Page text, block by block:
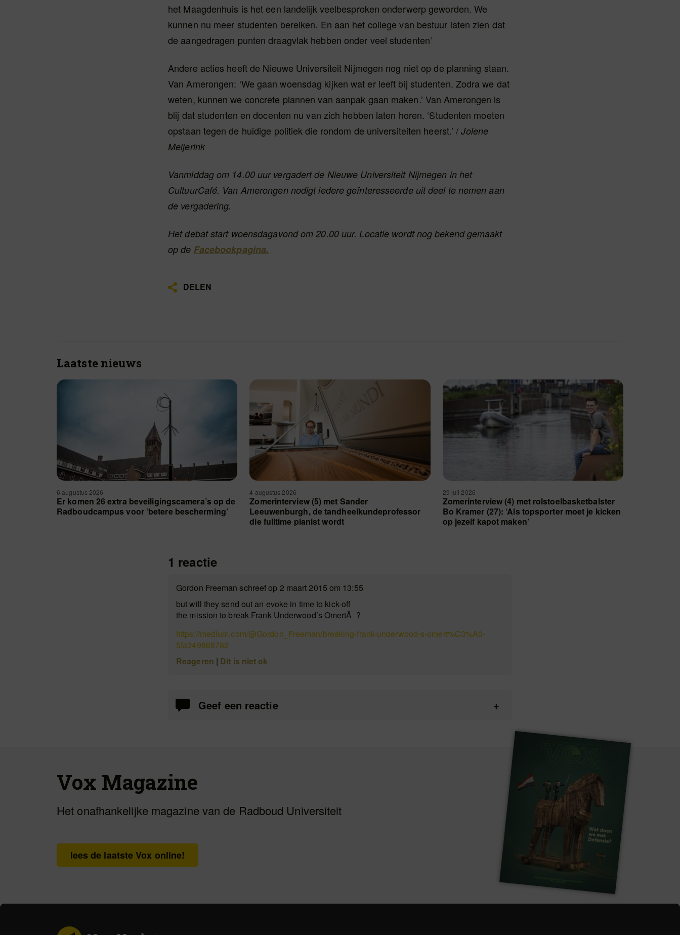
het Maagdenhuis is het een landelijk veelbesproken onderwerp geworden. We
kunnen nu meer studenten bereiken. En aan het college van bestuur laten zien dat
de aangedragen punten draagvlak hebben onder veel studenten’
Andere acties heeft de Nieuwe Universiteit Nijmegen nog niet op de planning staan.
Van Amerongen: ‘We gaan woensdag kijken wat er leeft bij studenten. Zodra we dat
weten, kunnen we concrete plannen van aanpak gaan maken.’ Van Amerongen is
blij dat studenten en docenten nu van zich hebben laten horen. ‘Studenten moeten
opstaan tegen de huidige politiek die rondom de universiteiten heerst.’ /Jolene
Meijerink
Vanmiddag om 14.00 uur vergadert de Nieuwe Universiteit Nijmegen in het
CultuurCafé. Van Amerongen nodigt iedere geïnteresseerde uit deel te nemen aan
de vergadering.
Het debat start woensdagavond om 20.00 uur. Locatie wordt nog bekend gemaakt
op de Facebookpagina.
DELEN
Laatste nieuws
6 augustus 2026
Er komen 26 extra beveiligingscamera’s op de
Radboudcampus voor ‘betere bescherming’
4 augustus 2026
Zomerinterview (5) met Sander
Leeuwenburgh, de tandheelkundeprofessor
die fulltime pianist wordt
29 juli 2026
Zomerinterview (4) met rolstoelbasketbalster
Bo Kramer (27): ‘Als topsporter moet je kicken
op jezelf kapot maken’
1 reactie
Gordon Freeman schreef op 2 maart 2015 om 13:55
but will they send out an evoke in time to kick-off
the mission to break Frank Underwood’s OmertÃ ?
https://medium.com/@Gordon_Freeman/breaking-frank-underwood-s-omert%C3%A0-
5fa349868782
Reageren | Dit is niet ok
Geef een reactie
Vox Magazine
Het onafhankelijke magazine van de Radboud Universiteit
lees de laatste Vox online!